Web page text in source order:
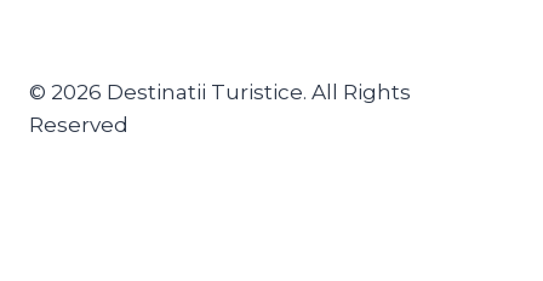
© 2026 Destinatii Turistice. All Rights
Reserved